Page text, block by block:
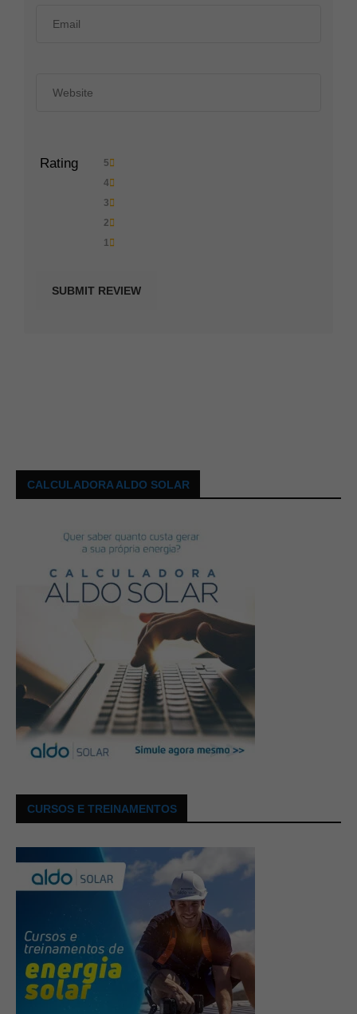
Rating
5
4
3
2
1
CALCULADORA ALDO SOLAR
CURSOS E TREINAMENTOS